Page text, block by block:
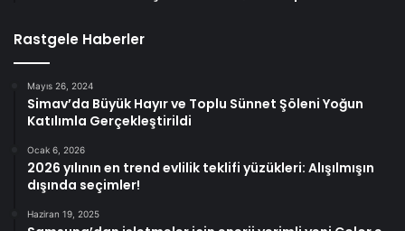
Rastgele Haberler
Mayıs 26, 2024
Simav’da Büyük Hayır ve Toplu Sünnet Şöleni Yoğun
Katılımla Gerçekleştirildi
Ocak 6, 2026
2026 yılının en trend evlilik teklifi yüzükleri: Alışılmışın
dışında seçimler!
Haziran 19, 2025